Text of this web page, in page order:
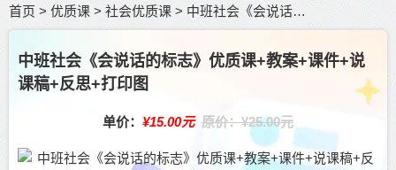
首页 >优质课 > 社会优质课 > 中班社会《会说话的标志》优质课+教案+课件+说课稿+反思+打印图
中班社会《会说话的标志》优质课+教案+课件+说
课稿+反思+打印图
单价： ¥15.00元 原价：¥25.00元